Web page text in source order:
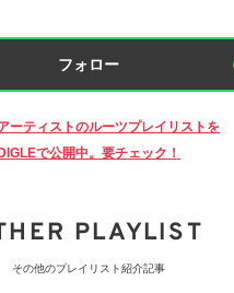
フォロー
ーティストのルーツプレイリストを
DIGLEで公開中。要チェック！
PLAYLIST
その他のプレイリスト紹介記事